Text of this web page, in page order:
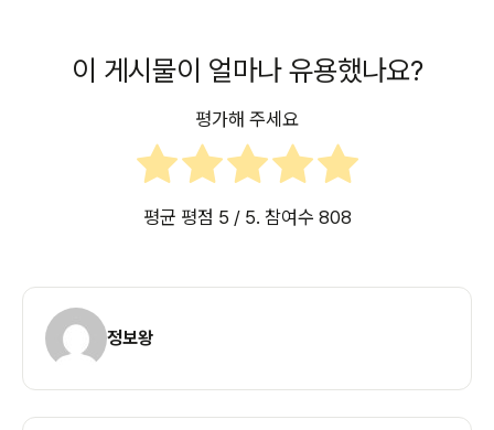
이 게시물이 얼마나 유용했나요?
평가해 주세요
평균 평점 5 / 5. 참여수 808
정보왕